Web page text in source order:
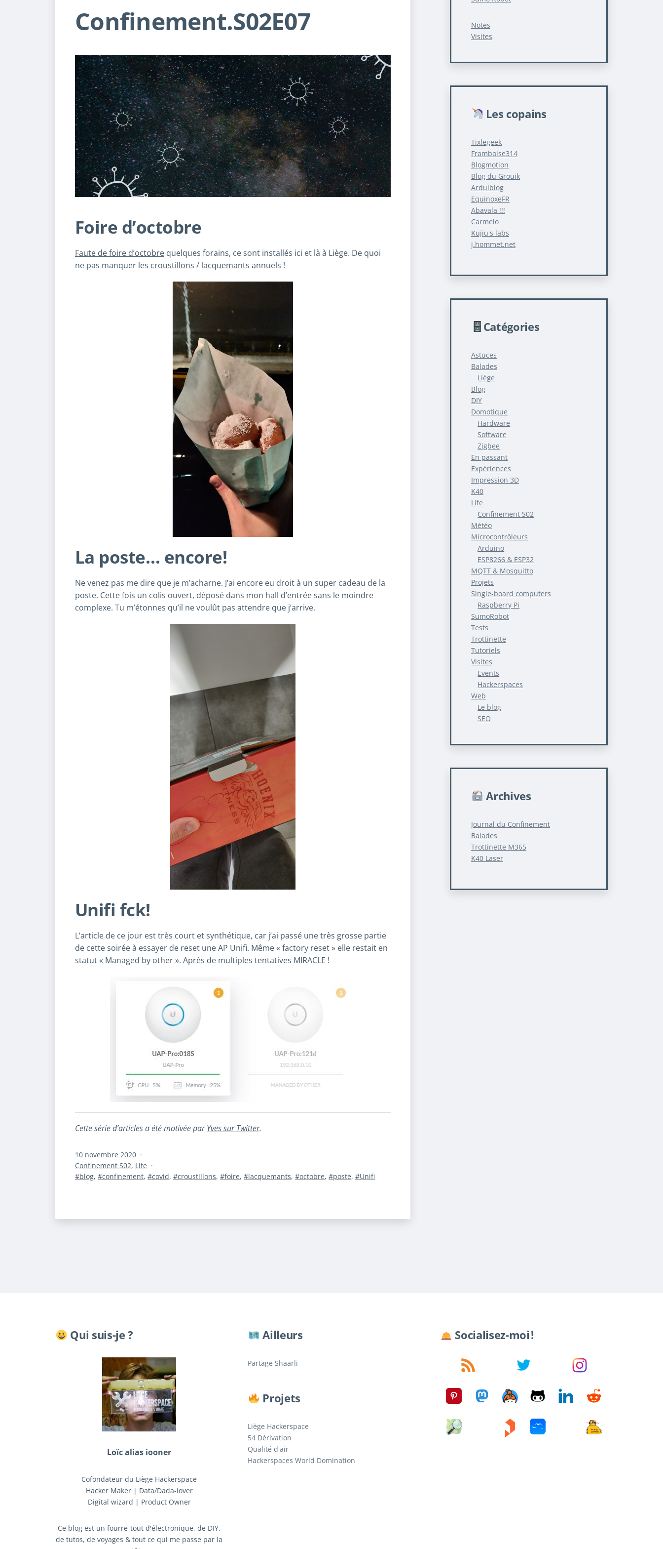
Confinement.S02E07
Foire d’octobre
Faute de foire d’octobre quelques forains, ce sont installés ici et là à Liège. De quoi
ne pas manquer les croustillons / lacquemants annuels !
La poste… encore!
Ne venez pas me dire que je m’acharne. J’ai encore eu droit à un super cadeau de la
poste. Cette fois un colis ouvert, déposé dans mon hall d’entrée sans le moindre
complexe. Tu m’étonnes qu’il ne voulût pas attendre que j’arrive.
Unifi fck!
L’article de ce jour est très court et synthétique, car j’ai passé une très grosse partie
de cette soirée à essayer de reset une AP Unifi. Même « factory reset » elle restait en
statut « Managed by other ». Après de multiples tentatives MIRACLE !
Cette série d’articles a été motivée parYves sur Twitter.
Publié
le
10 novembre 2020
Catégorisé
comme
Confinement S02, Life
Étiqueté
blog, confinement, covid, croustillons, foire, lacquemants, octobre, poste, Unifi
Notes
Visites
Les copains
Tixlegeek
Framboise314
Blogmotion
Blog du Grouik
Arduiblog
EquinoxeFR
Abavala !!!
Carmelo
Kujiu's labs
j.hommet.net
Catégories
Astuces
Balades
Liège
Blog
DIY
Domotique
Hardware
Software
Zigbee
En passant
Expériences
Impression 3D
K40
Life
Confinement S02
Météo
Microcontrôleurs
Arduino
ESP8266 & ESP32
MQTT & Mosquitto
Projets
Single-board computers
Raspberry Pi
SumoRobot
Tests
Trottinette
Tutoriels
Visites
Events
Hackerspaces
Web
Le blog
SEO
Archives
Journal du Confinement
Balades
Trottinette M365
K40 Laser
Qui suis-je ?
Loïc alias iooner
Cofondateur du Liège Hackerspace
Hacker Maker | Data/Dada-lover
Digital wizard | Product Owner
Ce blog est un fourre-tout d'électronique, de DIY,
de tutos, de voyages & tout ce qui me passe par la
Ailleurs
Partage Shaarli
Projets
Liège Hackerspace
54 Dérivation
Qualité d'air
Hackerspaces World Domination
Socialisez-moi !